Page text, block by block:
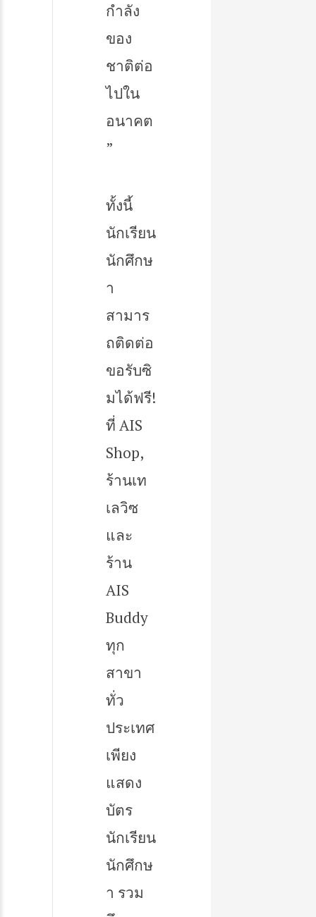
กำลัง
ของ
ชาติต่อ
ไปใน
อนาคต
”
ทั้งนี้
นักเรียน
นักศึกษ
า
สามาร
ถติดต่อ
ขอรับซิ
มได้ฟรี!
ที่ AIS
Shop,
ร้านเท
เลวิซ
และ
ร้าน
AIS
Buddy
ทุก
สาขา
ทั่ว
ประเทศ
เพียง
แสดง
บัตร
นักเรียน
นักศึกษ
า รวม